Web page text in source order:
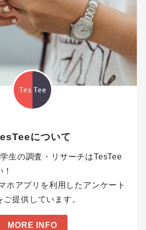
について
生の調査・リサーチはTesTee
ホアプリを利用したアンケート
提供しています。
MORE INFO